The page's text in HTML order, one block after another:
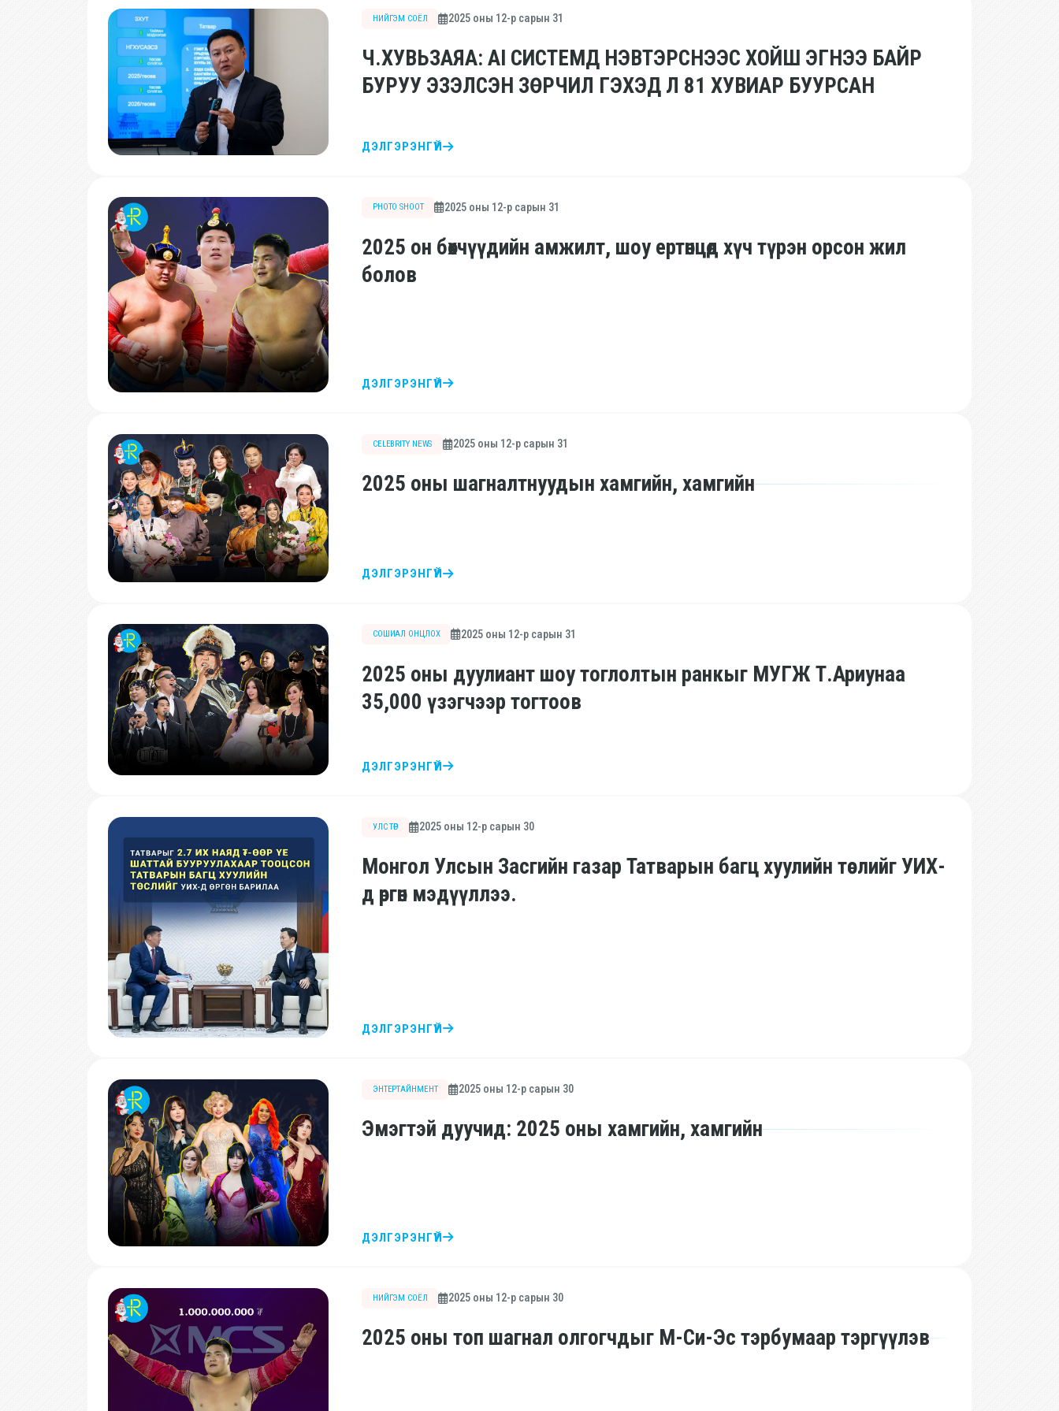
НИЙГЭМ СОЁЛ 2025 оны 12-р сарын 31
Ч.ХУВЬЗАЯА: AI СИСТЕМД НЭВТЭРСНЭЭС ХОЙШ ЭГНЭЭ БАЙР
БУРУУ ЭЗЭЛСЭН ЗӨРЧИЛ ГЭХЭД Л 81 ХУВИАР БУУРСАН
ДЭЛГЭРЭНГҮЙ
PHOTO SHOOT 2025 оны 12-р сарын 31
2025 он бөхчүүдийн амжилт, шоу ертөнцөд хүч түрэн орсон жил
болов
ДЭЛГЭРЭНГҮЙ
CELEBRITY NEWS 2025 оны 12-р сарын 31
2025 оны шагналтнуудын хамгийн, хамгийн
ДЭЛГЭРЭНГҮЙ
СОШИАЛ ОНЦЛОХ 2025 оны 12-р сарын 31
2025 оны дуулиант шоу тоглолтын ранкыг МУГЖ Т.Ариунаа
35,000 үзэгчээр тогтоов
ДЭЛГЭРЭНГҮЙ
УЛС ТӨР 2025 оны 12-р сарын 30
Монгол Улсын Засгийн газар Татварын багц хуулийн төслийг УИХ-
д өргөн мэдүүллээ.
ДЭЛГЭРЭНГҮЙ
ЭНТЕРТАЙНМЕНТ 2025 оны 12-р сарын 30
Эмэгтэй дуучид: 2025 оны хамгийн, хамгийн
ДЭЛГЭРЭНГҮЙ
НИЙГЭМ СОЁЛ 2025 оны 12-р сарын 30
2025 оны топ шагнал олгогчдыг М-Си-Эс тэрбумаар тэргүүлэв